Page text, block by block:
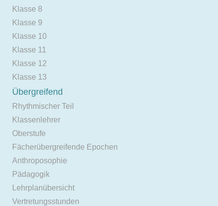
Klasse 8
Klasse 9
Klasse 10
Klasse 11
Klasse 12
Klasse 13
Übergreifend
Rhythmischer Teil
Klassenlehrer
Oberstufe
Fächerübergreifende Epochen
Anthroposophie
Pädagogik
Lehrplanübersicht
Vertretungsstunden